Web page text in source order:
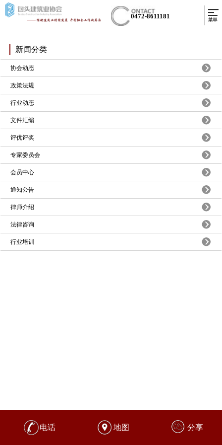
0472-8611181
新闻分类
协会动态
政策法规
行业动态
文件汇编
评优评奖
专家委员会
会员中心
通知公告
律师介绍
法律咨询
行业培训
电话 地图 分享